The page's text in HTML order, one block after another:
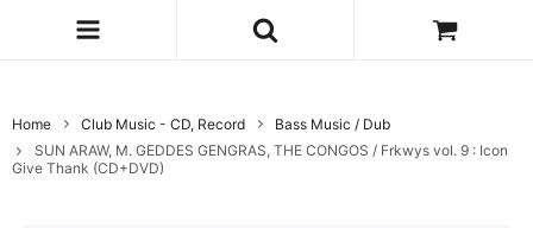
Home Club Music - CD, Record
Bass Music / Dub
SUN ARAW, M. GEDDES GENGRAS, THE CONGOS / Frkwys vol. 9 : Icon
Give Thank (CD+DVD)